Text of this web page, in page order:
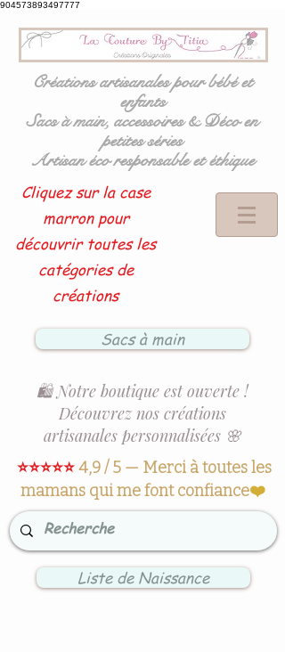
904573893497777
Créations artisanales pour bébé et
enfants
Sacs à main, accessoires & Déco en
petites séries
Artisan éco responsable et éthique
Cliquez sur la case
marron pour
découvrir toutes les
catégories de
créations
Sacs à main
🛍️ Notre boutique est ouverte !
Découvrez nos créations
artisanales personnalisées 🌸
⭐⭐⭐⭐⭐4,9 / 5 — Merci à toutes les
mamans qui me font confiance❤️
Liste de Naissance